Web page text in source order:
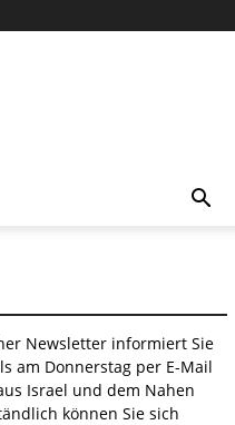
Newsletter informiert Sie
am Donnerstag per E-Mail
Israel und dem Nahen
können Sie sich